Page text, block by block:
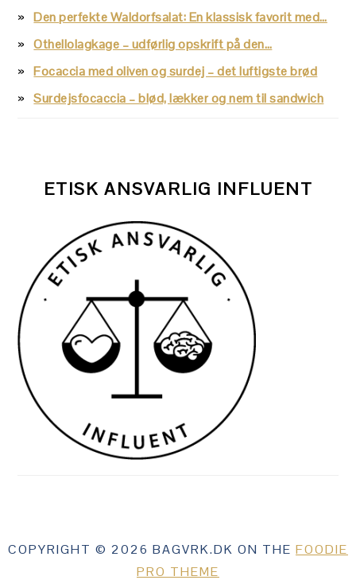
Den perfekte Waldorfsalat: En klassisk favorit med…
Othellolagkage – udførlig opskrift på den…
Focaccia med oliven og surdej – det luftigste brød
Surdejsfocaccia – blød, lækker og nem til sandwich
ETISK ANSVARLIG INFLUENT
COPYRIGHT © 2026 BAGVRK.DK ON THE FOODIE
PRO THEME